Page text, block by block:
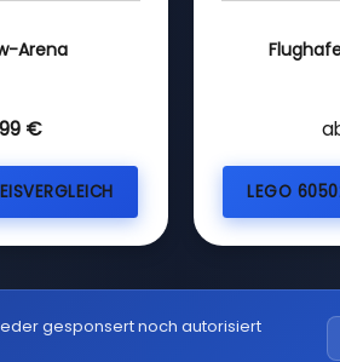
Arena
€
LEGO
gesponsert noch autorisiert